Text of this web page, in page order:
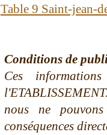
Table 9 Saint-jean-
Conditions de
Ces
nous ne
conséquences